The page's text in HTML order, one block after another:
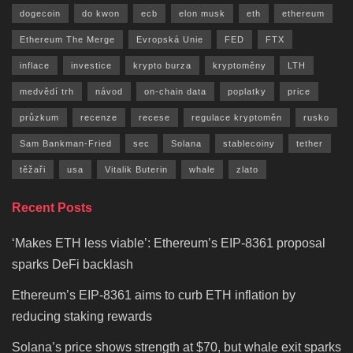
dogecoin do kwon ecb elon musk eth ethereum
Ethereum The Merge Evropská Unie FED FTX
inflace investice krypto burza kryptoměny LTH
medvědí trh návod on-chain data poplatky price
průzkum recenze recese regulace kryptoměn rusko
Sam Bankman-Fried sec Solana stablecoiny tether
těžaři usa Vitalik Buterin whale zlato
Recent Posts
‘Makes ETH less viable’: Ethereum’s EIP-8361 proposal
sparks DeFi backlash
Ethereum’s EIP-8361 aims to curb ETH inflation by
reducing staking rewards
Solana’s price shows strength at $70, but whale exit sparks